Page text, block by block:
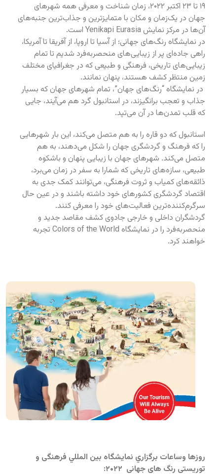
۱۹ تا ۲۳ اکتبر ۲۰۲۲، زمان شناخت و معرفی همه شهرهای
جهان در یک‌زمان و مکان با متمایزترین و جذاب‌ترین جنبه‌های
آن‌ها در مرکز نمایش Yenikapi Eurasia است.
در نمایشگاه رنگ‌های جهانی؛ از آسیا تا اروپا، از آفریقا تا آمریکا،
راهی جاده‌ای پر از زیبایی‌های منحصربه‌فرد شدیم تا تمام
زیبایی‌های تاریخی، فرهنگی و طبیعی که در جغرافیای مختلف
زمین منتظر کشف هستند، پنهان نمانند.
در نمایشگاه “رنگ‌های جهان”، تمام شهرهای جهان که بسیار
جذاب و تعجب‌ برانگیزند، در استانبول گرد هم می‌آیند، جایی
که قلب تمدن‌ها در آن می‌تپد.
استانبول که دو قاره را به هم متصل می‌کند، این بار شهرهایی
را که فرهنگ و گردشگری جهان را شکل می‌دهند، به هم
متصل می‌کند. شهرهای جهان با زیبایی پنهان و باشکوه
طبیعی، سازه‌های تاریخی که شمارا به سفر در زمان می‌برد،
ذائقه‌های کمیاب و ثروت فرهنگی، می‌توانند کمک جدی به
اقتصاد گردشگری کشورهای خود داشته باشند و در عین حال
سرگرم‌کننده‌ترین فعالیت‌های خود را معرفی کنند.
گردشگران داخلی و خارجی جادوی کشف مقاصد جدید و
منحصربه‌فرد را در نمایشگاه Colors of the World تجربه
خواهند کرد.
روزها وساعات برگزاري نمايشگاه بين المللي فرهنگی و
توریستی رنگ های جهانی ۲۰۲۲: